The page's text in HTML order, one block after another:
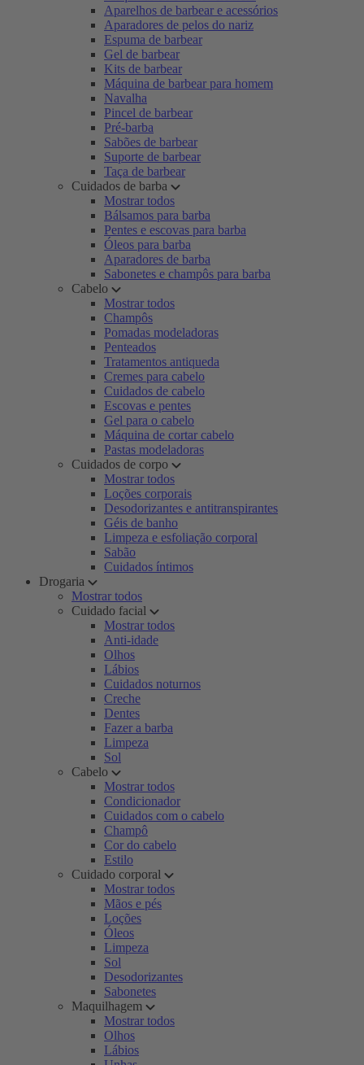
Aparelhos de barbear e acessórios
Aparadores de pelos do nariz
Espuma de barbear
Gel de barbear
Kits de barbear
Máquina de barbear para homem
Navalha
Pincel de barbear
Pré-barba
Sabões de barbear
Suporte de barbear
Taça de barbear
Cuidados de barba
Mostrar todos
Bálsamos para barba
Pentes e escovas para barba
Óleos para barba
Aparadores de barba
Sabonetes e champôs para barba
Cabelo
Mostrar todos
Champôs
Pomadas modeladoras
Penteados
Tratamentos antiqueda
Cremes para cabelo
Cuidados de cabelo
Escovas e pentes
Gel para o cabelo
Máquina de cortar cabelo
Pastas modeladoras
Cuidados de corpo
Mostrar todos
Loções corporais
Desodorizantes e antitranspirantes
Géis de banho
Limpeza e esfoliação corporal
Sabão
Cuidados íntimos
Drogaria
Mostrar todos
Cuidado facial
Mostrar todos
Anti-idade
Olhos
Lábios
Cuidados noturnos
Creche
Dentes
Fazer a barba
Limpeza
Sol
Cabelo
Mostrar todos
Condicionador
Cuidados com o cabelo
Champô
Cor do cabelo
Estilo
Cuidado corporal
Mostrar todos
Mãos e pés
Loções
Óleos
Limpeza
Sol
Desodorizantes
Sabonetes
Maquilhagem
Mostrar todos
Olhos
Lábios